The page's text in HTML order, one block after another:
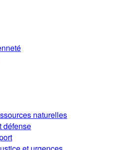
naturelles
défense